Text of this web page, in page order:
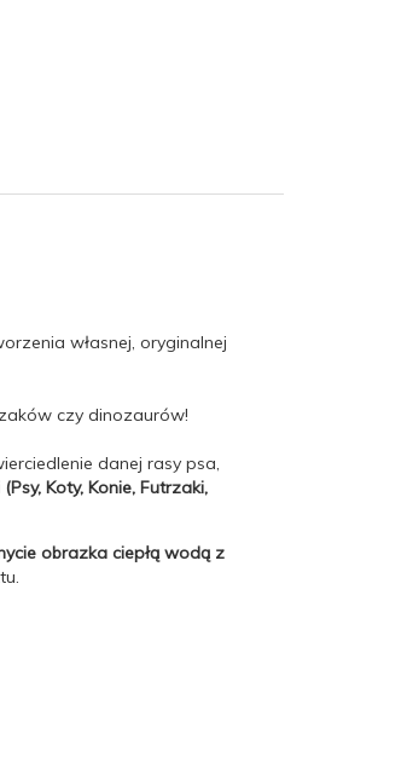
własnej, oryginalnej
czy dinozaurów!
danej rasy psa,
(Psy, Koty, Konie, Futrzaki,
obrazka ciepłą wodą z